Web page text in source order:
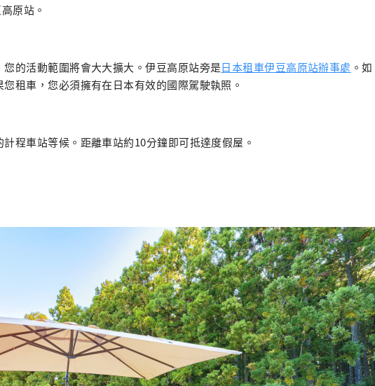
原站。
的活動範圍將會大大擴大。伊豆高原站旁是日本租車伊豆高原站辦事處 。如
租車，您必須擁有在日本有效的國際駕駛執照。
程車站等候。距離車站約10分鐘即可抵達度假屋。